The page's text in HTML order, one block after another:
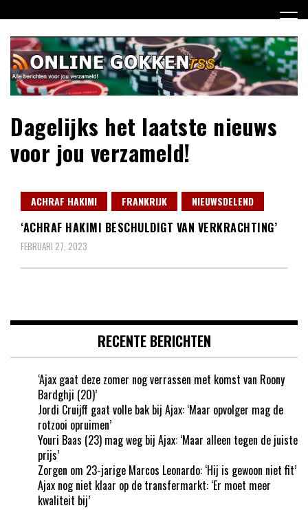
naar
inhoud
Dagelijks het laatste nieuws
voor jou verzameld!
ACHRAF HAKIMI FRANKRIJK NIEUWSDELEND
‘ACHRAF HAKIMI BESCHULDIGT VAN VERKRACHTING’
FEBRUARI 27, 2023
RECENTE BERICHTEN
‘Ajax gaat deze zomer nog verrassen met komst van Roony
Bardghji (20)’
Jordi Cruijff gaat volle bak bij Ajax: ‘Maar opvolger mag de
rotzooi opruimen’
Youri Baas (23) mag weg bij Ajax: ‘Maar alleen tegen de juiste
prijs’
Zorgen om 23-jarige Marcos Leonardo: ‘Hij is gewoon niet fit’
Ajax nog niet klaar op de transfermarkt: ‘Er moet meer
kwaliteit bij’